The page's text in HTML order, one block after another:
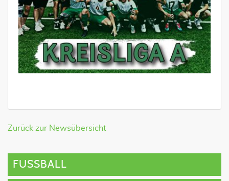
Zurück zur Newsübersicht
FUSSBALL